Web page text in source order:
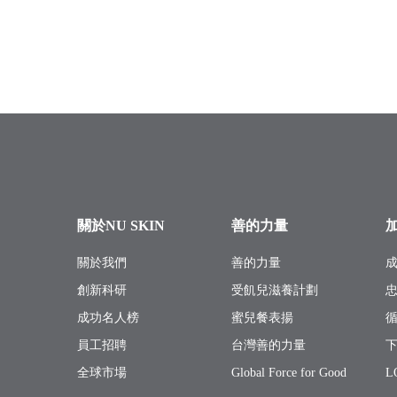
關於NU SKIN
關於我們
創新科研
成功名人榜
員工招聘
全球市場
善的力量
善的力量
受飢兒滋養計劃
蜜兒餐表揚
台灣善的力量
Global Force for Good